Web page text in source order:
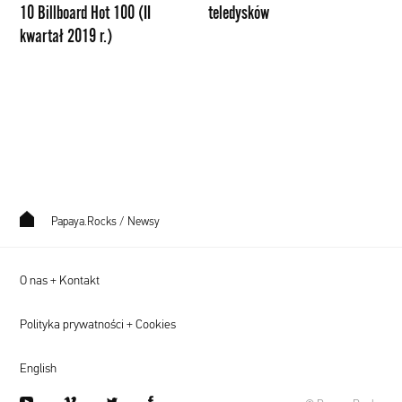
100
(II
10 Billboard Hot 100 (II
kwartał 2019 r.)
teledysków
Papaya.Rocks / Newsy
O nas + Kontakt
Polityka prywatności + Cookies
English